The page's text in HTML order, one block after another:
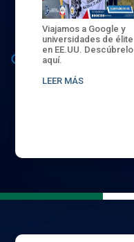
Viajamos a Google y
universidades de élite
en EE.UU. Descúbrelo
aquí.
LEER MÁS